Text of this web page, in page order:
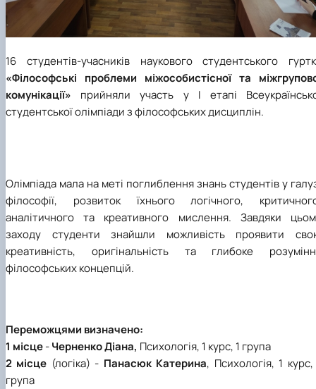
16 студентів-учасників наукового студентського
«Філософські проблеми міжособистісної та
комунікації» прийняли участь у І етапі
студентської олімпіади з філософських дисциплін.
Олімпіада мала на меті поглиблення знань студентів у
філософії, розвиток їхнього логічного,
аналітичного та креативного мислення. Завдяки
заходу студенти знайшли можливість проявити
креативність, оригінальність та глибоке
філософських концепцій.
Переможцями визначено:
1 місце-Черненко Діана, Психологія, 1 курс, 1 група
2 місце (логіка) - Панасюк Катерина, Психологія, 1 курс,
група